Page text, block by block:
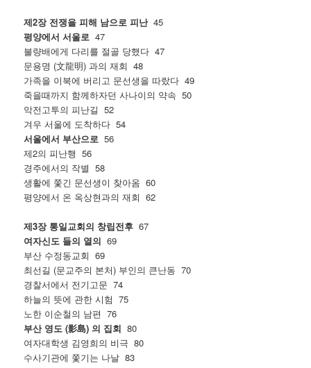
제2장 전쟁을 피해 남으로 피난45
평양에서 서울로 47
불량배에게 다리를 절골 당했다 47
문용명 (文龍明) 과의 재회 48
가족을 이북에 버리고 문선생을 따랐다 49
죽을때까지 함께하자던 사나이의 약속 50
악전고투의 피난길 52
겨우 서울에 도착하다 54
서울에서 부산으로 56
제2의 피난행 56
경주에서의 작별 58
생활에 쫓긴 문선생이 찾아옴 60
평양에서 온 옥상현과의 재회 62
제3장 통일교회의 창립전후 67
여자신도 들의 열의 69
부산 수정동교회 69
최선길 (문교주의 본처) 부인의 큰난동 70
경찰서에서 전기고문 74
하늘의 뜻에 관한 시험 75
노한 이순철의 남편 76
부산 영도 (影島) 의 집회 80
여자대학생 김영희의 비극 80
수사기관에 쫓기는 나날 83